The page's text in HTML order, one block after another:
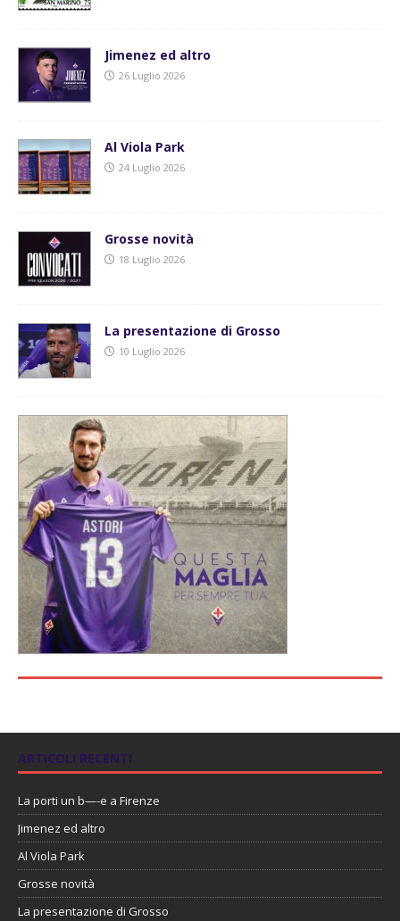
Jimenez ed altro
26 Luglio 2026
Al Viola Park
24 Luglio 2026
Grosse novità
18 Luglio 2026
La presentazione di Grosso
10 Luglio 2026
ARTICOLI RECENTI
La porti un b—-e a Firenze
Jimenez ed altro
Al Viola Park
Grosse novità
La presentazione di Grosso